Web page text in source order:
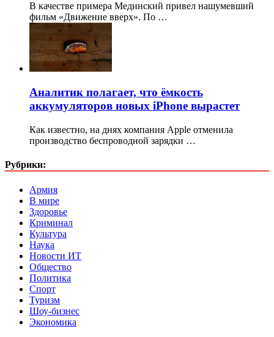
В качестве примера Мединский привел нашумевший
фильм «Движение вверх». По …
Аналитик полагает, что ёмкость
аккумуляторов новых iPhone вырастет
Как известно, на днях компания Apple отменила
производство беспроводной зарядки …
Рубрики:
Армия
В мире
Здоровье
Криминал
Культура
Наука
Новости ИТ
Общество
Политика
Спорт
Туризм
Шоу-бизнес
Экономика